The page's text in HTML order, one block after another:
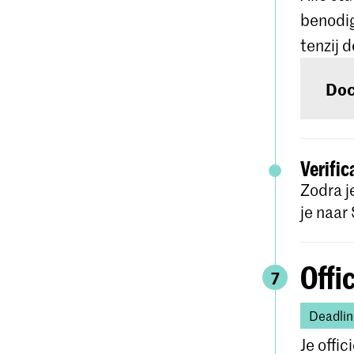
Voor
We
tenzij
Zodra
je naar
7
Je